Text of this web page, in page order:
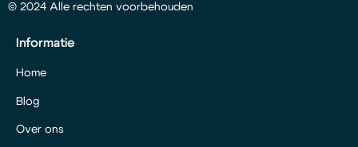
© 2024 Alle rechten voorbehouden
Informatie
Home
Blog
Over ons